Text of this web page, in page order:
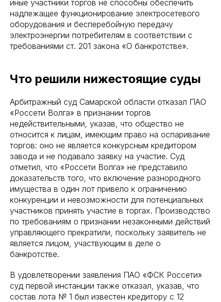
иные участники торгов не способны обеспечить
надлежащее функционирование электросетевого
оборудования и бесперебойную передачу
электроэнергии потребителям в соответствии с
требованиями ст. 201 закона «О банкротстве».
Что решили нижестоящие суды
Арбитражный суд Самарской области отказал ПАО
«Россети Волга» в признании торгов
недействительными, указав, что общество не
относится к лицам, имеющим право на оспаривание
торгов: оно не является конкурсным кредитором
завода и не подавало заявку на участие. Суд
отметил, что «Россети Волга» не представило
доказательств того, что включение разнородного
имущества в один лот привело к ограничению
конкуренции и невозможности для потенциальных
участников принять участие в торгах. Производство
по требованиям о признании незаконными действий
управляющего прекратили, поскольку заявитель не
является лицом, участвующим в деле о
банкротстве.
В удовлетворении заявления ПАО «ФСК Россети»
суд первой инстанции также отказал, указав, что
состав лота № 1 был известен кредитору с 12